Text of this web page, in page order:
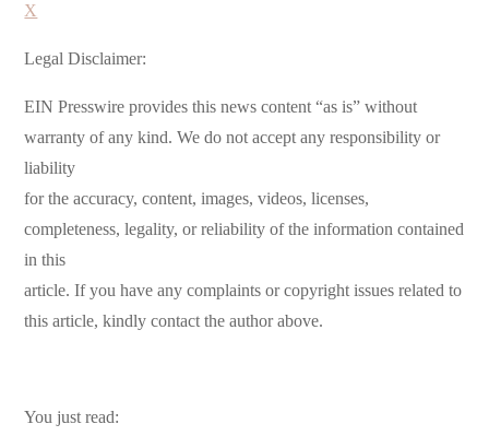
X
Legal Disclaimer:
EIN Presswire provides this news content “as is” without
warranty of any kind. We do not accept any responsibility or
liability
for the accuracy, content, images, videos, licenses,
completeness, legality, or reliability of the information contained
in this
article. If you have any complaints or copyright issues related to
this article, kindly contact the author above.
You just read: